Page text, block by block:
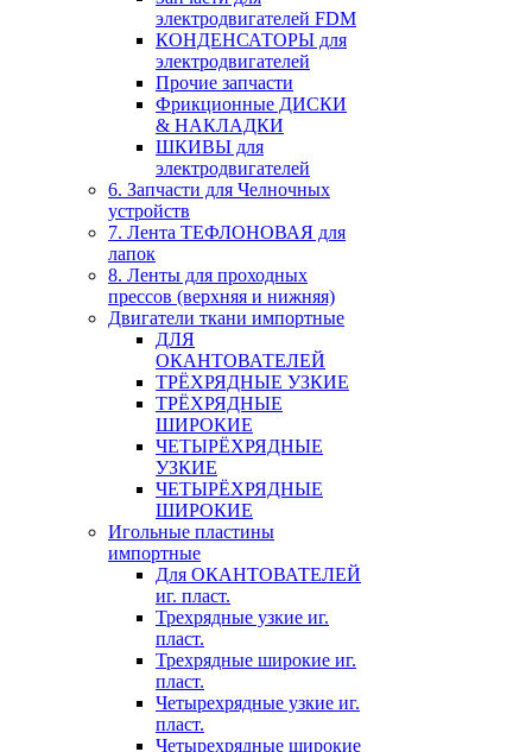
электродвигателей FDM
КОНДЕНСАТОРЫ для
электродвигателей
Прочие запчасти
Фрикционные ДИСКИ
& НАКЛАДКИ
ШКИВЫ для
электродвигателей
6. Запчасти для Челночных
устройств
7. Лента ТЕФЛОНОВАЯ для
лапок
8. Ленты для проходных
прессов (верхняя и нижняя)
Двигатели ткани импортные
ДЛЯ
ОКАНТОВАТЕЛЕЙ
ТРЁХРЯДНЫЕ УЗКИЕ
ТРЁХРЯДНЫЕ
ШИРОКИЕ
ЧЕТЫРЁХРЯДНЫЕ
УЗКИЕ
ЧЕТЫРЁХРЯДНЫЕ
ШИРОКИЕ
Игольные пластины
импортные
Для ОКАНТОВАТЕЛЕЙ
иг. пласт.
Трехрядные узкие иг.
пласт.
Трехрядные широкие иг.
пласт.
Четырехрядные узкие иг.
пласт.
Четырехрядные широкие